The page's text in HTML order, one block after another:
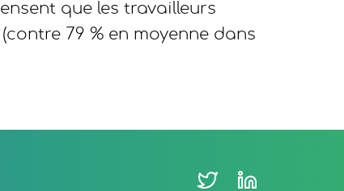
que les travailleurs
79 % en moyenne dans